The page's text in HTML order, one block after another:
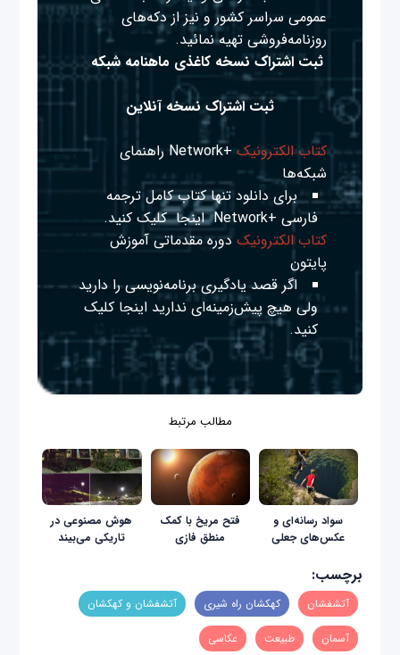
عمومی سراسر کشور و نیز از دکه‌های
روزنامه‌فروشی تهیه نمائید.
ثبت اشتراک نسخه کاغذی ماهنامه شبکه
ثبت اشتراک نسخه آنلاین
کتاب الکترونیک
+Network راهنمای
شبکه‌ها
برای دانلود تنها کتاب کامل ترجمه
فارسی +Network
اینجا کلیک کنید.
کتاب الکترونیک دوره مقدماتی آموزش
پایتون
اگر قصد یادگیری برنامه‌نویسی را دارید
ولی هیچ پیش‌زمینه‌ای نداریداینجا کلیک
کنید.
مطالب مرتبط
سواد رسانه‌ای و
عکس‌های جعلی
فتح مریخ با کمک
منطق فازی
هوش مصنوعی در
تاریکی می‌بیند
برچسب:
آتشفشان کهکشان راه شیری آتشفشان و کهکشان
آسمان طبیعت عکاسی